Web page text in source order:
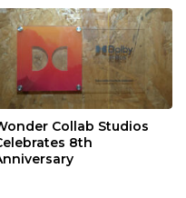
Collab Studios
8th